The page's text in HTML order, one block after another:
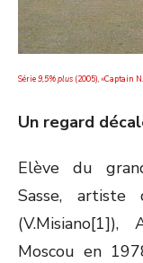
Série9,5% plus (2005), «Captain
Un regard
Elève du
Sasse, artiste
(V.Misiano[1]),
Moscou en